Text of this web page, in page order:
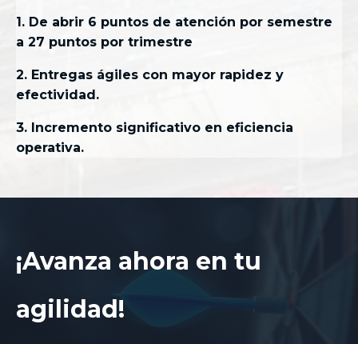
1. De abrir 6 puntos de atención por semestre
a 27 puntos por trimestre
2. Entregas ágiles con mayor rapidez y
efectividad.
3. Incremento significativo en eficiencia
operativa.
¡Avanza ahora en tu
agilidad!